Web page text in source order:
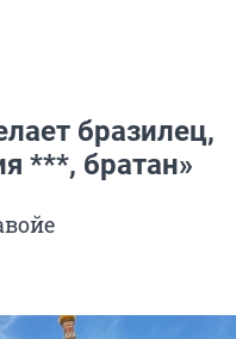
бразилец,
***, братан»